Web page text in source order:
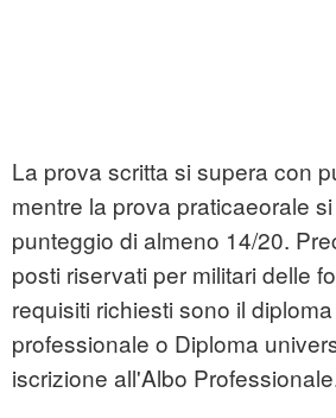
La prova scritta si supera con
mentre la prova praticaeorale
punteggio di almeno 14/20.
posti riservati per militari delle
requisiti richiesti sono il
professionale o Diploma
iscrizione all'Albo